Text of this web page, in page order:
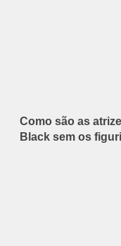
Como são as
Black sem os